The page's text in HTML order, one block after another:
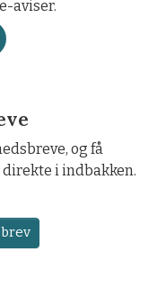
aviser.
og få
i indbakken.